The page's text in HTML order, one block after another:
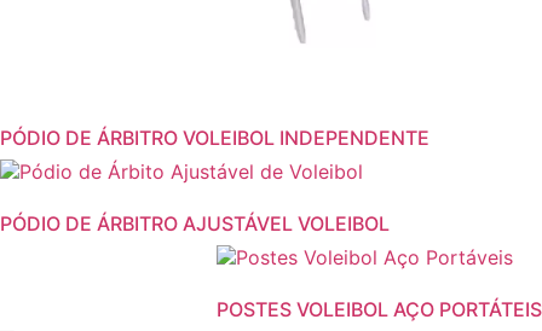
PÓDIO DE ÁRBITRO VOLEIBOL INDEPENDENTE
PÓDIO DE ÁRBITRO AJUSTÁVEL VOLEIBOL
POSTES VOLEIBOL AÇO PORTÁTEIS
This
has